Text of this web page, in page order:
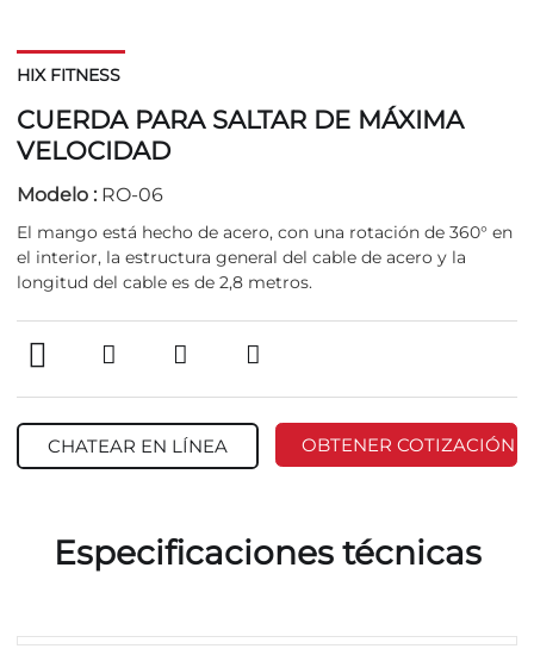
HIX FITNESS
CUERDA PARA SALTAR DE MÁXIMA
VELOCIDAD
Modelo : RO-06
El mango está hecho de acero, con una rotación de 360° en
el interior, la estructura general del cable de acero y la
longitud del cable es de 2,8 metros.
CHATEAR EN LÍNEA OBTENER COTIZACIÓN
Especificaciones técnicas